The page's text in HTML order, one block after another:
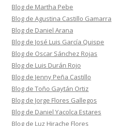
Blog de Martha Pebe
Blog de Agustina Castillo Gamarra
Blog de Daniel Arana
Blog de José Luis García Quispe
Blog de Oscar Sánchez Rojas
Blog de Luis Durán Rojo
Blog de Jenny Peña Castillo
Blog de Toño Gaytán Ortiz
Blog de Jorge Flores Gallegos
Blog de Daniel Yacolca Estares
Blog de Luz Hirache Flores